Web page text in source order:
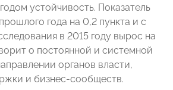
устойчивость. Показатель
года на 0,2 пункта и с
в 2015 году вырос на
о постоянной и системной
органов власти,
и бизнес-сообществ.